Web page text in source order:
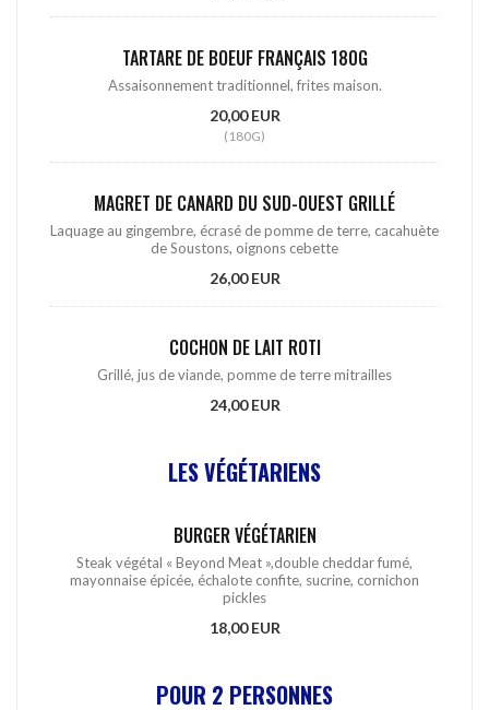
TARTARE DE BOEUF FRANÇAIS 180G
Assaisonnement traditionnel, frites maison.
20,00 EUR
(180G)
MAGRET DE CANARD DU SUD-OUEST GRILLÉ
Laquage au gingembre, écrasé de pomme de terre, cacahuète
de Soustons, oignons cebette
26,00 EUR
COCHON DE LAIT ROTI
Grillé, jus de viande, pomme de terre mitrailles
24,00 EUR
LES VÉGÉTARIENS
BURGER VÉGÉTARIEN
Steak végétal « Beyond Meat »,double cheddar fumé,
mayonnaise épicée, échalote confite, sucrine, cornichon
pickles
18,00 EUR
POUR 2 PERSONNES